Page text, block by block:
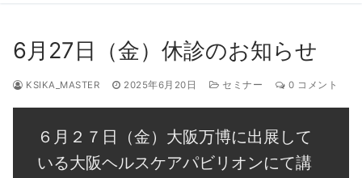
6月27日（金）休診のお知らせ
KSIKA_MASTER 2025年6月20日 セミナー 0 コメント
６月２７日（金）大阪万博に出展して
いる大阪ヘルスケアパビリオンにて講